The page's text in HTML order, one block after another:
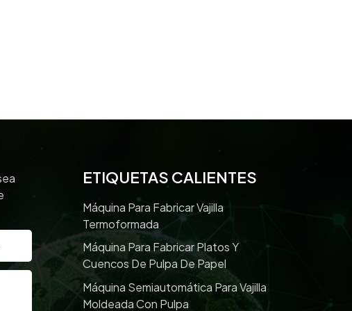
ETIQUETAS CALIENTES
Máquina Para Fabricar Vajilla
Termoformada
Máquina Para Fabricar Platos Y
Cuencos De Pulpa De Papel
Máquina Semiautomática Para Vajilla
Moldeada Con Pulpa